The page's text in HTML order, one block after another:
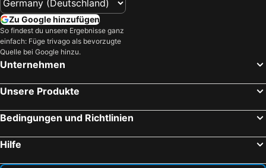
Zu Google hinzufügen
So findest du unsere Ergebnisse ganz
einfach: Füge trivago als bevorzugte
Quelle bei Google hinzu.
Unternehmen
Unsere Produkte
Bedingungen und Richtlinien
Hilfe